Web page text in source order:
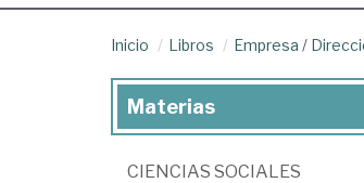
Inicio Libros Empresa /
Materias
CIENCIAS SOCIALES